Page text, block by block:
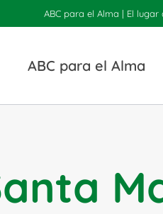
ABC para el Alma | El
ABC para el Alma